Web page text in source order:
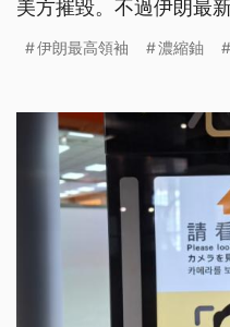
美方摧毀。不過伊朗最
荷姆茲海峽的實質監管
伊朗最高領袖 濃縮鈾